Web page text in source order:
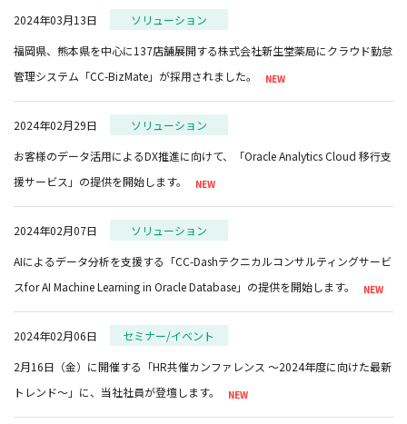
2024年03月13日
ソリューション
福岡県、熊本県を中心に137店舗展開する株式会社新生堂薬局にクラウド勤怠
管理システム「CC-BizMate」が採用されました。
2024年02月29日
ソリューション
お客様のデータ活用によるDX推進に向けて、「Oracle Analytics Cloud 移行支
援サービス」の提供を開始します。
2024年02月07日
ソリューション
AIによるデータ分析を支援する「CC-Dashテクニカルコンサルティングサービ
スfor AI Machine Learning in Oracle Database」の提供を開始します。
2024年02月06日
セミナー/イベント
2月16日（金）に開催する「HR共催カンファレンス ～2024年度に向けた最新
トレンド～」に、当社社員が登壇します。